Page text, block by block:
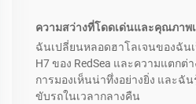
ความสว่างที่โดดเด่นและคุณภาพ
ฉันเปลี่ยนหลอดฮาโลเจนของฉัน
H7 ของ RedSea และความแตก
การมองเห็นน่าทึ่งอย่างยิ่ง และฉั
ขับรถในเวลากลางคืน